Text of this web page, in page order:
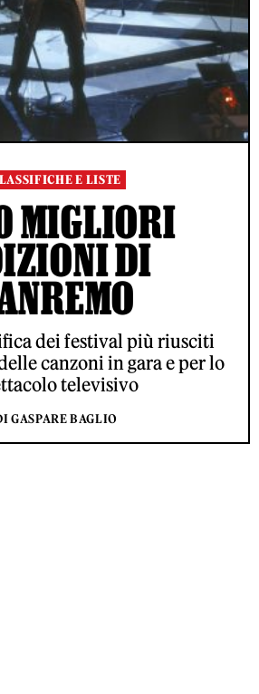
E LISTE
MIGLIORI
DI
dei festival più riusciti
canzoni in gara e per lo
televisivo
GASPARE BAGLIO